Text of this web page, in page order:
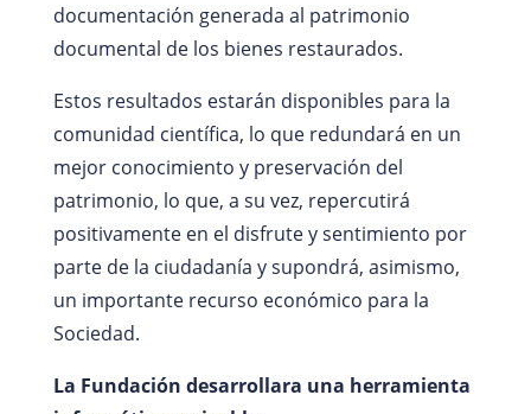
documentación generada al patrimonio
documental de los bienes restaurados.
Estos resultados estarán disponibles para la
comunidad científica, lo que redundará en un
mejor conocimiento y preservación del
patrimonio, lo que, a su vez, repercutirá
positivamente en el disfrute y sentimiento por
parte de la ciudadanía y supondrá, asimismo,
un importante recurso económico para la
Sociedad.
La Fundación desarrollara una herramienta